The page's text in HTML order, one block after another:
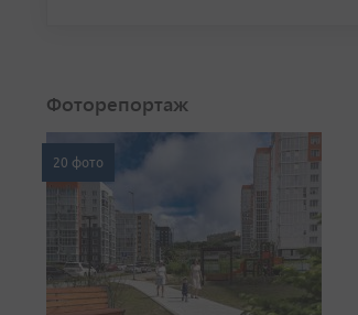
Фоторепортаж
20 фото